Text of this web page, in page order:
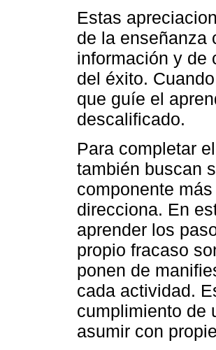
Estas
de la enseñanza
información y de
del éxito.
que guíe el
descalificado.
Para completar
también buscan
componente
direcciona. En
aprender los
propio fracaso
ponen de
cada actividad.
cumplimiento de
asumir con